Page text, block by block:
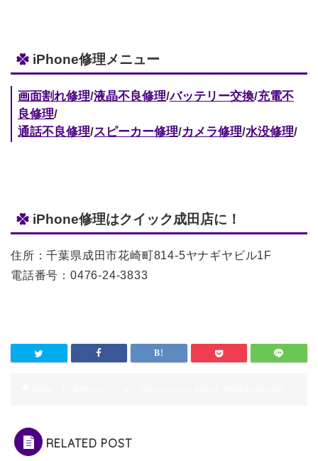
iPhone修理メニュー
画面割れ修理/液晶不良修理/バッテリー交換/充電不
良修理/
通話不良修理/スピーカー修理/カメラ修理/水没修理/
iPhone修理はクイック成田店に！
住所：千葉県成田市花崎町814-5ヤナギヤビル1F
電話番号：0476-24-3833
RELATED POST